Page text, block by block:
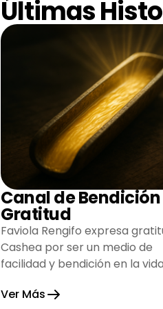
Últimas
Canal de
Gratitud
Faviola Rengifo expresa
Cashea por ser un medio de
facilidad y bendición en la
esperanza.
Ver Más